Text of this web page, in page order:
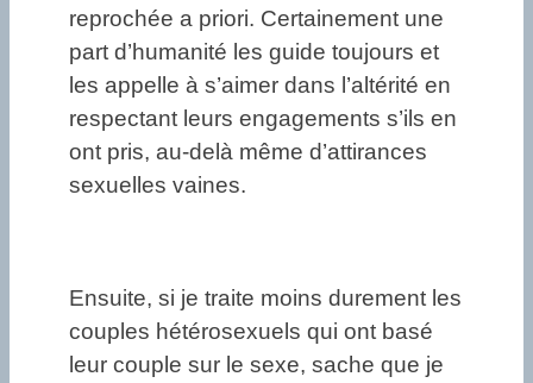
reprochée a priori. Certainement une
part d’humanité les guide toujours et
les appelle à s’aimer dans l’altérité en
respectant leurs engagements s’ils en
ont pris, au-delà même d’attirances
sexuelles vaines.
Ensuite, si je traite moins durement les
couples hétérosexuels qui ont basé
leur couple sur le sexe, sache que je